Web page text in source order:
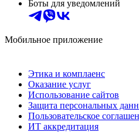
Боты для уведомлений
Мобильное приложение
Этика и комплаенс
Оказание услуг
Использование сайтов
Защита персональных
Пользовательское
ИТ аккредитация